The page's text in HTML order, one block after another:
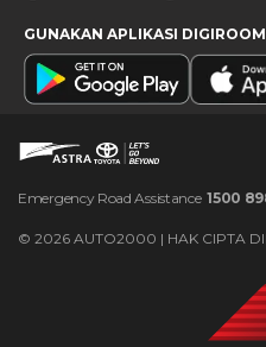
GUNAKAN APLIKASI DIGIROOM
Emergency Road Assistance 1500
© 2026 AUTO2000 | HAK CIPTA